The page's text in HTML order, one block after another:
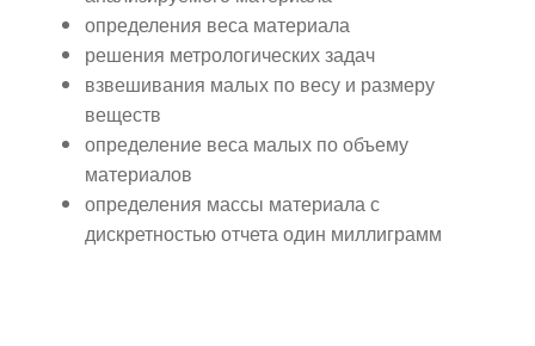
определения веса материала
решения метрологических задач
взвешивания малых по весу и размеру
веществ
определение веса малых по объему
материалов
определения массы материала с
дискретностью отчета один миллиграмм